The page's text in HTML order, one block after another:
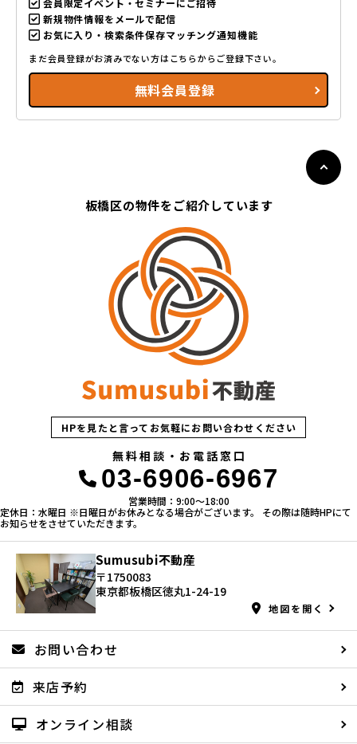
会員限定イベント・セミナーにご招待
新規物件情報をメールで配信
お気に入り・検索条件保存マッチング通知機能
まだ会員登録がお済みでない方はこちらからご登録下さい。
無料会員登録
板橋区の物件をご紹介しています
HPを見たと言ってお気軽にお問い合わせください
無料相談・お電話窓口
03-6906-6967
営業時間：9:00〜18:00
定休日：水曜日 ※日曜日がお休みとなる場合がございます。 その際は随時HPにて
お知らせをさせていただきます。
Sumusubi不動産
〒1750083
東京都板橋区徳丸1-24-19
地図を開く
お問い合わせ
来店予約
オンライン相談